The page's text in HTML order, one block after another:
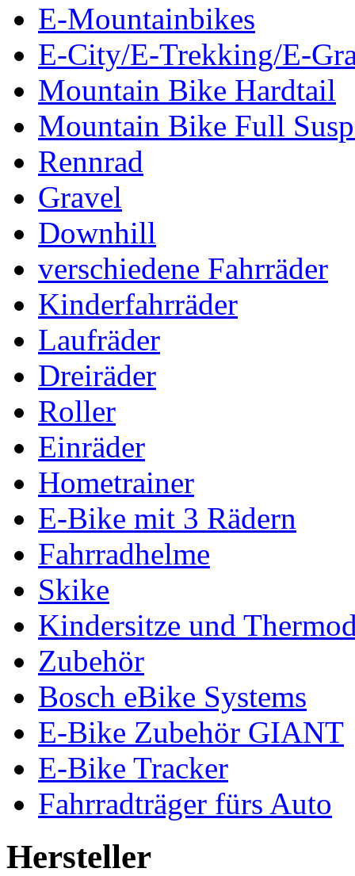
E-Mountainbikes
E-City/E-Trekking/E-
Mountain Bike Hardtail
Mountain Bike Full
Rennrad
Gravel
Downhill
verschiedene Fahrräder
Kinderfahrräder
Laufräder
Dreiräder
Roller
Einräder
Hometrainer
E-Bike mit 3 Rädern
Fahrradhelme
Skike
Kindersitze und
Zubehör
Bosch eBike Systems
E-Bike Zubehör GIANT
E-Bike Tracker
Fahrradträger fürs Auto
Hersteller